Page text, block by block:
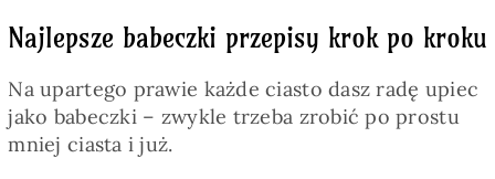
Najlepsze babeczki przepisy krok po kroku
Na upartego prawie każde ciasto dasz radę upiec
jako babeczki – zwykle trzeba zrobić po prostu
mniej ciasta i już.